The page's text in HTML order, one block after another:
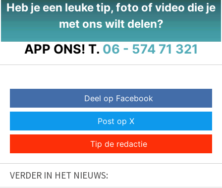
Heb je een leuke tip, foto of video die je
met ons wilt delen?
APP ONS! T. 06 - 574 71 321
Deel op Facebook
Post op X
Tip de redactie
VERDER IN HET NIEUWS: